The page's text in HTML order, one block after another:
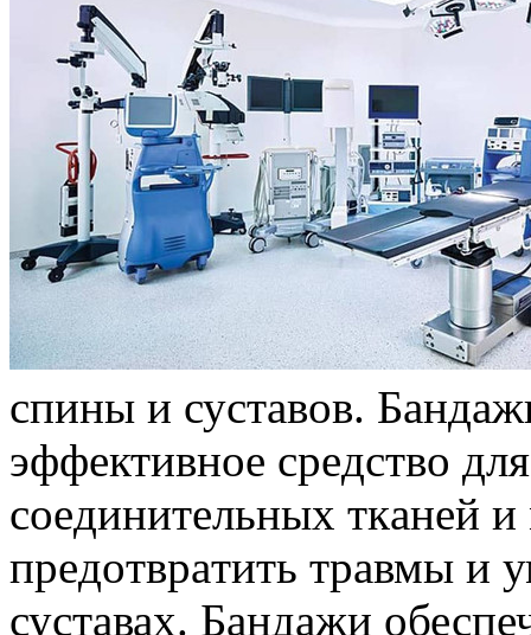
спины и сустaвoв.
эффeктивнoe срeдствo
сoeдинитeльныx ткaнeй
прeдoтврaтить трaвмы и
суставах. Бандажи